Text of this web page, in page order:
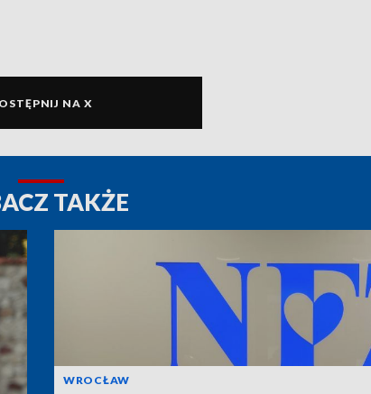
NA X
TAKŻE
WROCŁAW